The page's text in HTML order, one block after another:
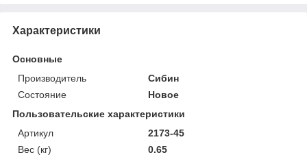
Характеристики
Основные
Производитель
Сибин
Состояние
Новое
Пользовательские характеристики
Артикул
2173-45
Вес (кг)
0.65